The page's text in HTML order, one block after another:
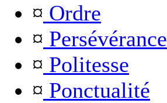
¤ Ordre
¤ Persévérance
¤ Politesse
¤ Ponctualité